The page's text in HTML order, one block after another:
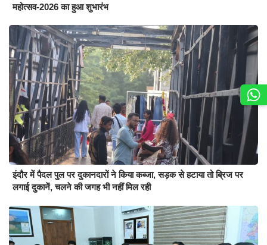
महोत्सव-2026 का हुआ शुभारंभ
इंदौर में पैदल पुल पर दुकानदारों ने किया कब्जा, सड़क से हटाया तो ब्रिज पर
लगाई दुकानें, चलने की जगह भी नहीं मिल रही